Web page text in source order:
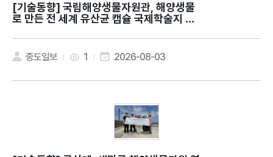
[기술동향]
로 만든 전 세계 유산균 캡슐 국제학술지 발
중도일보 1 2026-08-03